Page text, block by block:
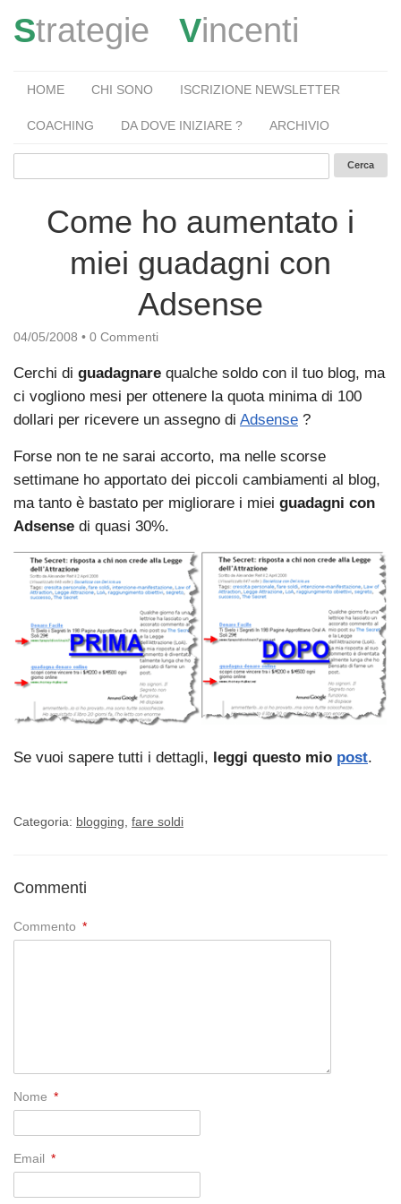
Strategie Vincenti
HOME CHI SONO ISCRIZIONE NEWSLETTER
COACHING DA DOVE INIZIARE ? ARCHIVIO
Come ho aumentato i
miei guadagni con
Adsense
04/05/2008 • 0 Commenti
Cerchi di guadagnare qualche soldo con il tuo blog, ma
ci vogliono mesi per ottenere la quota minima di 100
dollari per ricevere un assegno di Adsense ?
Forse non te ne sarai accorto, ma nelle scorse
settimane ho apportato dei piccoli cambiamenti al blog,
ma tanto è bastato per migliorare i miei guadagni con
Adsense di quasi 30%.
Se vuoi sapere tutti i dettagli, leggi questo mio post.
Categoria: blogging fare soldi
Commenti
Commento *
Nome *
Email *